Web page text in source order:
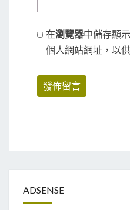
在瀏覽器中儲存顯
個人網站網址，以
ADSENSE